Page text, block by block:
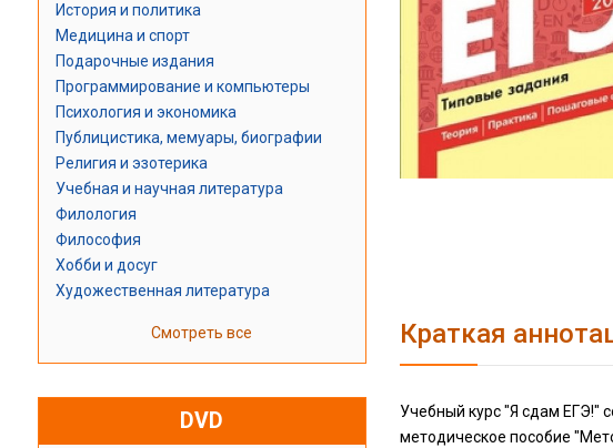
История и политика
Медицина и спорт
Подарочные издания
Программирование и компьютеры
Психология и экономика
Публицистика, мемуары, биографии
Религия и эзотерика
Учебная и научная литература
Филология
Философия
Хобби и досуг
Художественная литература
Смотреть все
DVD
Краткая
Учебный курс "Я сдам ЕГЭ!"
методическое пособие